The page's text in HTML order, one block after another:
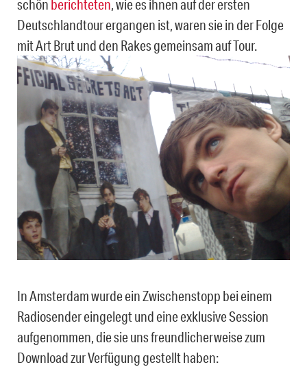
schön berichteten, wie es ihnen auf der ersten
Deutschlandtour ergangen ist, waren sie in der Folge
mit Art Brut und den Rakes gemeinsam auf Tour.
In Amsterdam wurde ein Zwischenstopp bei einem
Radiosender eingelegt und eine exklusive Session
aufgenommen, die sie uns freundlicherweise zum
Download zur Verfügung gestellt haben: